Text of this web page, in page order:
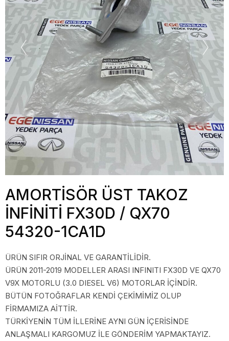
AMORTİSÖR ÜST TAKOZ
İNFİNİTİ FX30D / QX70
54320-1CA1D
ÜRÜN SIFIR ORJİNAL VE GARANTİLİDİR.
ÜRÜN 2011-2019 MODELLER ARASI INFINITI FX30D VE QX70
V9X MOTORLU (3.0 DIESEL V6) MOTORLAR İÇİNDİR.
BÜTÜN FOTOĞRAFLAR KENDİ ÇEKİMİMİZ OLUP
FİRMAMIZA AİTTİR.
TÜRKİYENİN TÜM İLLERİNE AYNI GÜN İÇERİSİNDE
ANLAŞMALI KARGOMUZ İLE GÖNDERİM YAPMAKTAYIZ.